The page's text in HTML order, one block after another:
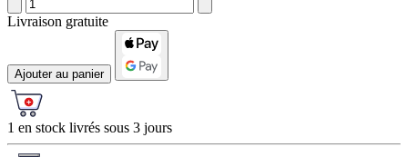
Livraison gratuite
Ajouter au panier
1 en stock livrés sous 3 jours